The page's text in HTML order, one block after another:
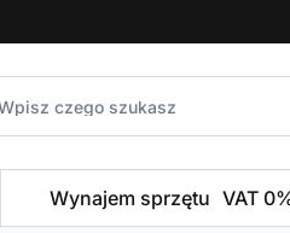
Wynajem sprzętu VAT